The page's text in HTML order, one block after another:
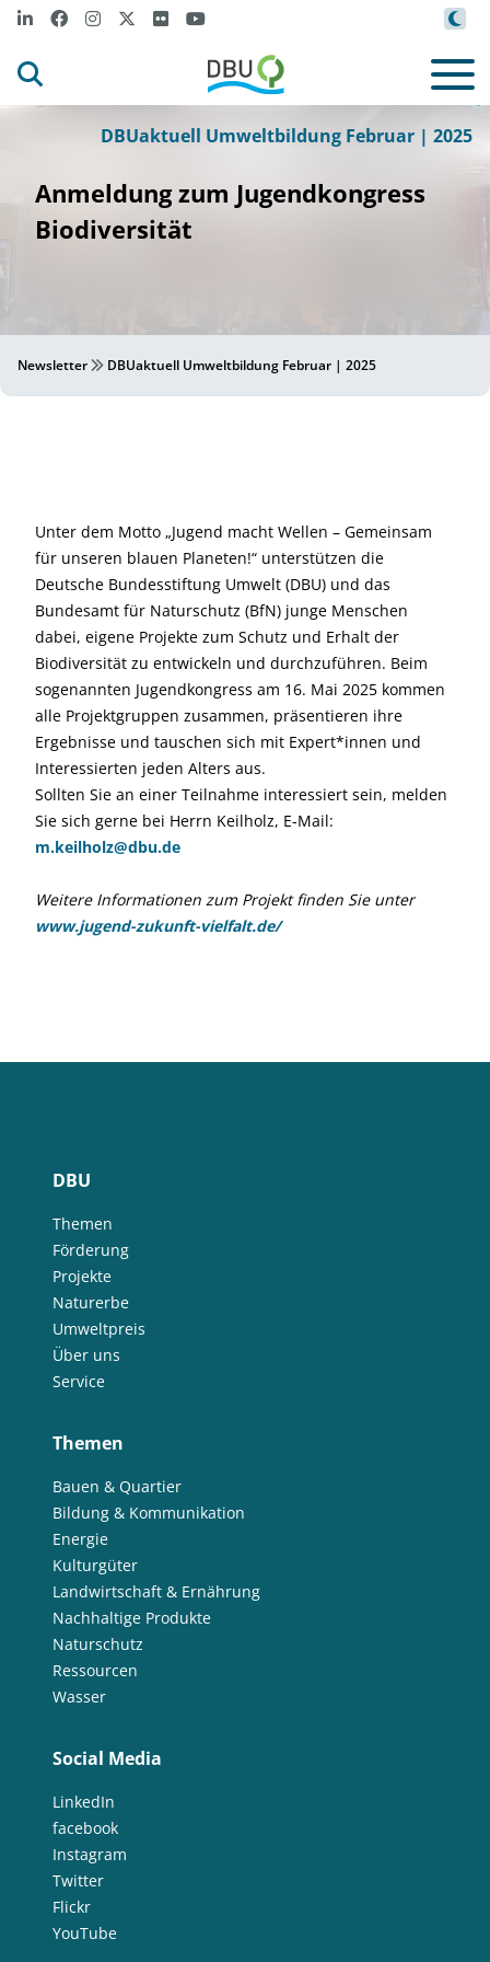
DBU
DBUaktuell Umweltbildung Februar | 2025
Anmeldung zum Jugendkongress
Biodiversität
Newsletter DBUaktuell Umweltbildung Februar | 2025
Unter dem Motto „Jugend macht Wellen – Gemeinsam
für unseren blauen Planeten!“ unterstützen die
Deutsche Bundesstiftung Umwelt (DBU) und das
Bundesamt für Naturschutz (BfN) junge Menschen
dabei, eigene Projekte zum Schutz und Erhalt der
Biodiversität zu entwickeln und durchzuführen. Beim
sogenannten Jugendkongress am 16. Mai 2025 kommen
alle Projektgruppen zusammen, präsentieren ihre
Ergebnisse und tauschen sich mit Expert*innen und
Interessierten jeden Alters aus.
Sollten Sie an einer Teilnahme interessiert sein, melden
Sie sich gerne bei Herrn Keilholz, E-Mail:
m.keilholz@dbu.de
Weitere Informationen zum Projekt finden Sie unter
www.jugend-zukunft-vielfalt.de/
DBU
Themen
Förderung
Projekte
Naturerbe
Umweltpreis
Über uns
Service
Themen
Bauen & Quartier
Bildung & Kommunikation
Energie
Kulturgüter
Landwirtschaft & Ernährung
Nachhaltige Produkte
Naturschutz
Ressourcen
Wasser
Social Media
LinkedIn
facebook
Instagram
Twitter
Flickr
YouTube